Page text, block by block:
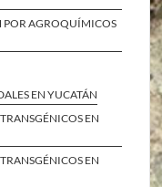
POR AGROQUÍMICOS
EN YUCATÁN
EN
EN